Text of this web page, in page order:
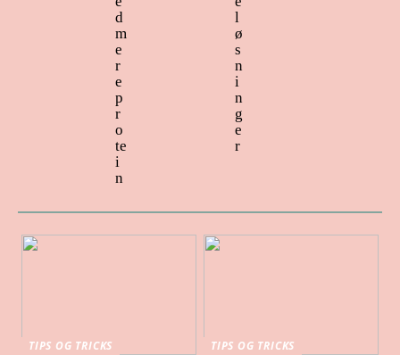
d
m
e
r
e
p
r
o
te
i
n
l
ø
s
n
i
n
g
e
r
TIPS OG TRICKS
TIPS OG TRICKS